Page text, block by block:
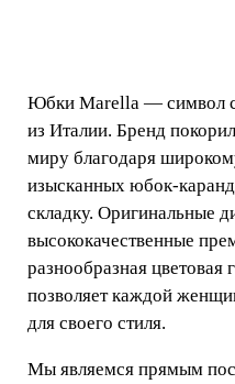
Юбки Marella — символ
из Италии. Бренд
миру благодаря
изысканных юбок-
складку. Оригинальные
высококачественные
разнообразная
позволяет каждой
для своего стиля.
Мы являемся прямым